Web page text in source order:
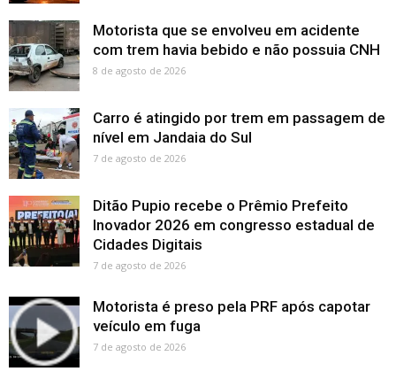
Motorista que se envolveu em acidente
com trem havia bebido e não possuia CNH
8 de agosto de 2026
Carro é atingido por trem em passagem de
nível em Jandaia do Sul
7 de agosto de 2026
Ditão Pupio recebe o Prêmio Prefeito
Inovador 2026 em congresso estadual de
Cidades Digitais
7 de agosto de 2026
Motorista é preso pela PRF após capotar
veículo em fuga
7 de agosto de 2026